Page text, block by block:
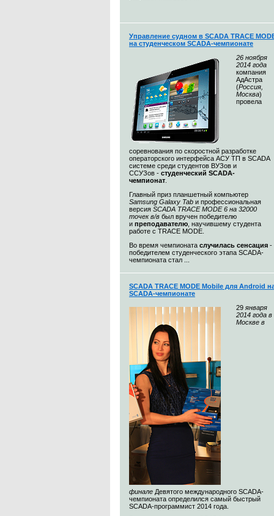
Управление судном в SCADA TRACE
на студенческом SCADA-чемпионате
26 ноября
2014 года
компания
АдАстра
(Россия,
Москва)
провела
соревнования по скоростной разработке
операторского интерфейса АСУ ТП в SCADA
системе среди студентов ВУЗов и
ССУЗов - студенческий SCADA-
чемпионат
Главный приз планшетный компьютер
Samsung Galaxy Tab и профессиональная
версия SCADA TRACE MODE 6 на 32000
точек в/в был вручен победителю
и преподавателю , научившему студента
работе с TRACE MODE.
Во время чемпионата случилась сенсация -
победителем студенческого этапа SCADA-
чемпионата стал ...
SCADA TRACE MODE Mobile для Android
SCADA-чемпионате
29 января
2014 года в
Москве в
финале Девятого международного SCADA-
чемпионата определился самый быстрый
SCADA-программист 2014 года.